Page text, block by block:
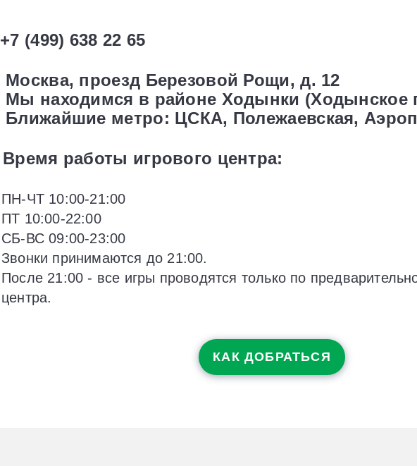
+7 (499) 638 22 65
Москва, проезд Березовой Рощи, д. 12
Мы находимся в районе Ходынки (Ходынское
Ближайшие метро: ЦСКА, Полежаевская,
Время работы игрового центра:
ПН-ЧТ 10:00-21:00
ПТ 10:00-22:00
СБ-ВС 09:00-23:00
Звонки принимаются до 21:00.
После 21:00 - все игры проводятся только по
центра.
КАК ДОБРАТЬСЯ